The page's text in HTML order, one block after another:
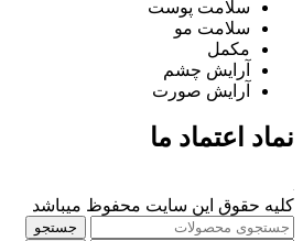
سلامت پوست
سلامت مو
مکمل
آرایش چشم
آرایش صورت
نماد اعتماد ما
کلیه حقوق این سایت محفوظ میباشد
جستجو